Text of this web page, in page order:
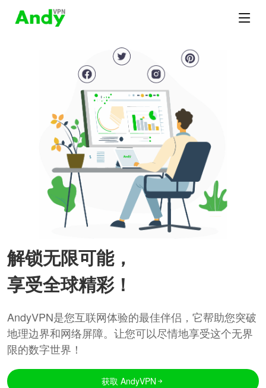
解锁无限可能，
享受全球精彩！
AndyVPN是您互联网体验的最佳伴侣，它帮助您突破
地理边界和网络屏障。让您可以尽情地享受这个无界
限的数字世界！
获取 AndyVPN